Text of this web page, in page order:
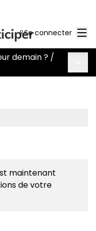
Se connecter
demain ? /
maintenant
de votre